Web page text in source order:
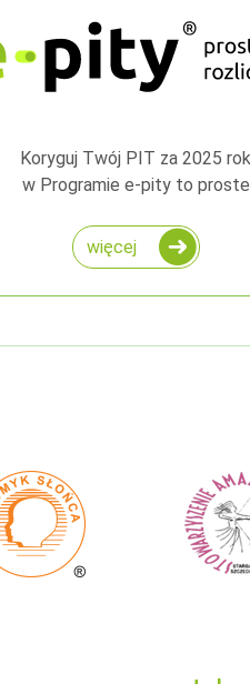
Koryguj Twój PIT za 2025 rok
w Programie e-pity to proste
więcej